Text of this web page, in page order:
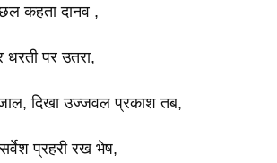
कहता दानव ,
धरती पर उतरा,
दिखा उज्जवल प्रकाश तब,
प्रहरी रख भेष,